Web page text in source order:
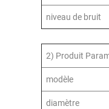
niveau de bruit
2) Produit
modèle
diamètre